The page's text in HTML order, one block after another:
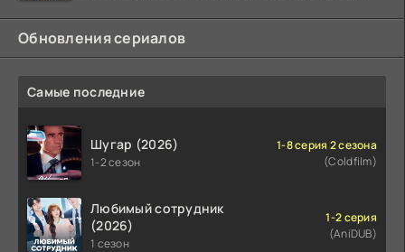
Обновления сериалов
Самые последние
Шугар (2026)
1-2 сезон
1-8 серия 2 сезона
(Coldfilm)
Любимый сотрудник
(2026)
1 сезон
1-2 серия
(AniDUB)